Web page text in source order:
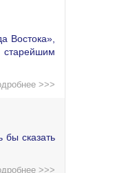
Востока»,
>>>
бы сказать
>>>